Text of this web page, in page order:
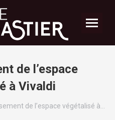
de l’espace
à Vivaldi
de l’espace végétalisé à…